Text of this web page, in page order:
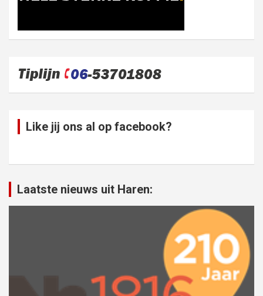
Like jij ons al op facebook?
Laatste nieuws uit Haren: